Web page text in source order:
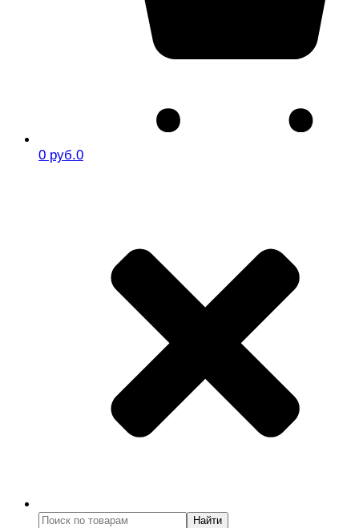
0 руб.0
Найти